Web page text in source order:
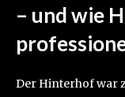
– und wie
Der Hinterhof war